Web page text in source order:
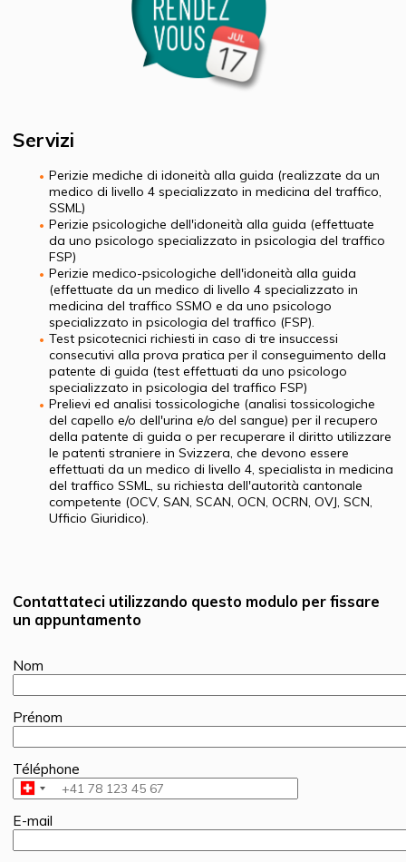
Servizi
Perizie mediche di idoneità alla guida (realizzate da un
medico di livello 4 specializzato in medicina del traffico,
SSML)
Perizie psicologiche dell'idoneità alla guida (effettuate
da uno psicologo specializzato in psicologia del traffico
FSP)
Perizie medico-psicologiche dell'idoneità alla guida
(effettuate da un medico di livello 4 specializzato in
medicina del traffico SSMO e da uno psicologo
specializzato in psicologia del traffico (FSP).
Test psicotecnici richiesti in caso di tre insuccessi
consecutivi alla prova pratica per il conseguimento della
patente di guida (test effettuati da uno psicologo
specializzato in psicologia del traffico FSP)
Prelievi ed analisi tossicologiche (analisi tossicologiche
del capello e/o dell'urina e/o del sangue) per il recupero
della patente di guida o per recuperare il diritto utilizzare
le patenti straniere in Svizzera, che devono essere
effettuati da un medico di livello 4, specialista in medicina
del traffico SSML, su richiesta dell'autorità cantonale
competente (OCV, SAN, SCAN, OCN, OCRN, OVJ, SCN,
Ufficio Giuridico).
Contattateci utilizzando questo modulo per fissare
un appuntamento
Nom
Prénom
Téléphone
E-mail